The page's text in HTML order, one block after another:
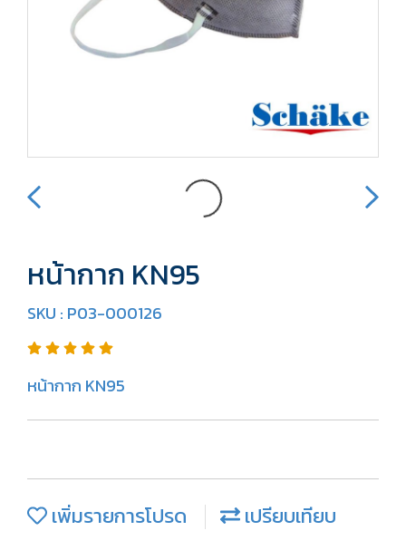
หน้ากาก KN95
SKU : P03-000126
หน้ากาก KN95
เพิ่มรายการโปรด เปรียบเทียบ